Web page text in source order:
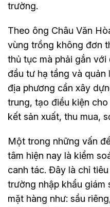
trường.
Theo ông Châu Văn
vùng trồng không đơn
thủ tục mà phải gắn
đầu tư hạ tầng và
địa phương cần xây
trung, tạo điều kiện
kết sản xuất, thu mua,
Một trong những vấn
tâm hiện nay là kiểm
canh tác. Đây là chỉ
trường nhập khẩu
mặt hàng như: sầu